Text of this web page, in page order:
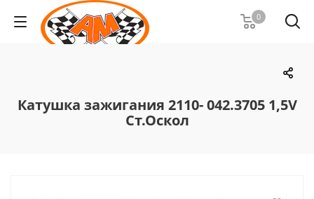
0
Катушка зажигания 2110- 042.3705 1,5V
Ст.Оскол